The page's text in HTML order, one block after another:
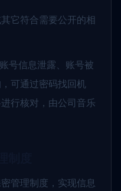
它符合需要公开的相
号信息泄露、账号被
可通过密码找回机
行核对，由公司音乐
管理制度，实现信息